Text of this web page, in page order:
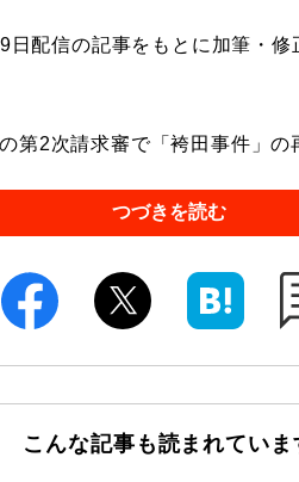
日配信の記事をもとに加筆・
第2次請求審で「袴田事件」の
つづきを読む
こんな記事も読まれていま